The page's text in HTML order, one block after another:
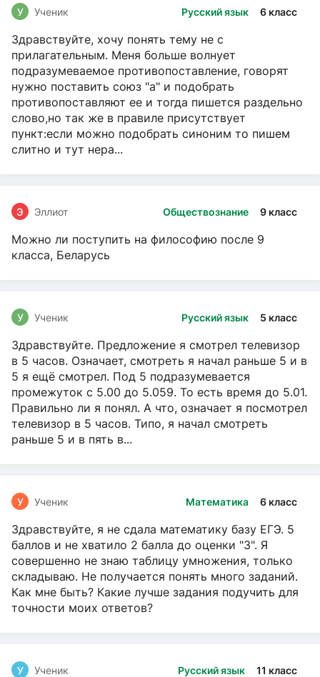
Русский язык 6 класс
У Ученик
Здравствуйте, хочу понять тему не с
прилагательным. Меня больше волнует
подразумеваемое противопоставление, говорят
нужно поставить союз "а" и подобрать
противопоставляют ее и тогда пишется раздельно
слово,но так же в правиле присутствует
пункт:если можно подобрать синоним то пишем
слитно и тут нера...
Обществознание 9 класс
Э Эллиот
Можно ли поступить на философию после 9
класса, Беларусь
Русский язык 5 класс
У Ученик
Здравствуйте. Предложение я смотрел телевизор
в 5 часов. Означает, смотреть я начал раньше 5 и в
5 я ещё смотрел. Под 5 подразумевается
промежуток с 5.00 до 5.059. То есть время до 5.01.
Правильно ли я понял. А что, означает я посмотрел
телевизор в 5 часов. Типо, я начал смотреть
раньше 5 и в пять в...
Математика 6 класс
У Ученик
Здравствуйте, я не сдала математику базу ЕГЭ. 5
баллов и не хватило 2 балла до оценки "3". Я
совершенно не знаю таблицу умножения, только
складываю. Не получается понять много заданий.
Как мне быть? Какие лучше задания подучить для
точности моих ответов?
Русский язык 11 класс
У Ученик